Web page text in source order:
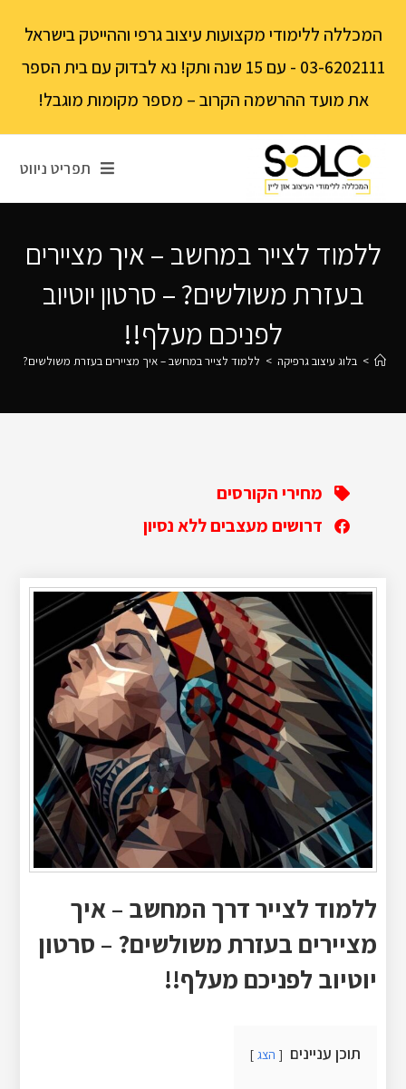
המכללה ללימודי מקצועות עיצוב גרפי וההייטק בישראל
03-6202111 - עם 15 שנה ותק! נא לבדוק עם בית הספר
את מועד ההרשמה הקרוב – מספר מקומות מוגבל!
תפריט ניווט
ללמוד לצייר במחשב – איך מציירים
בעזרת משולשים? – סרטון יוטיוב
לפניכם מעלף!!
> בלוג עיצוב גרפיקה > ללמוד לצייר במחשב – איך מציירים בעזרת משולשים? –
מחירי הקורסים
דרושים מעצבים ללא נסיון
ללמוד לצייר דרך המחשב – איך
מציירים בעזרת משולשים? – סרטון
יוטיוב לפניכם מעלף!!
תוכן עניינים הצג